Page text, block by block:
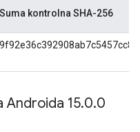
Suma kontrolna SHA-256
Androida 15.0.0